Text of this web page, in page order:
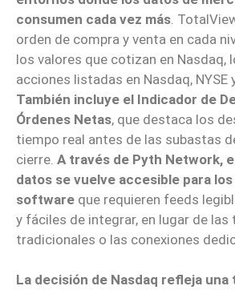
consumen cada vez más .
orden de compra y venta en cada
los valores que cotizan en Nasdaq,
acciones listadas en Nasdaq, NYSE
También incluye el Indicador de
Órdenes Netas, que destaca los
tiempo real antes de las subastas
cierre. A través de Pyth Network,
datos se vuelve accesible para
software que requieren feeds
y fáciles de integrar, en lugar de las
tradicionales o las conexiones
La decisión de Nasdaq refleja una